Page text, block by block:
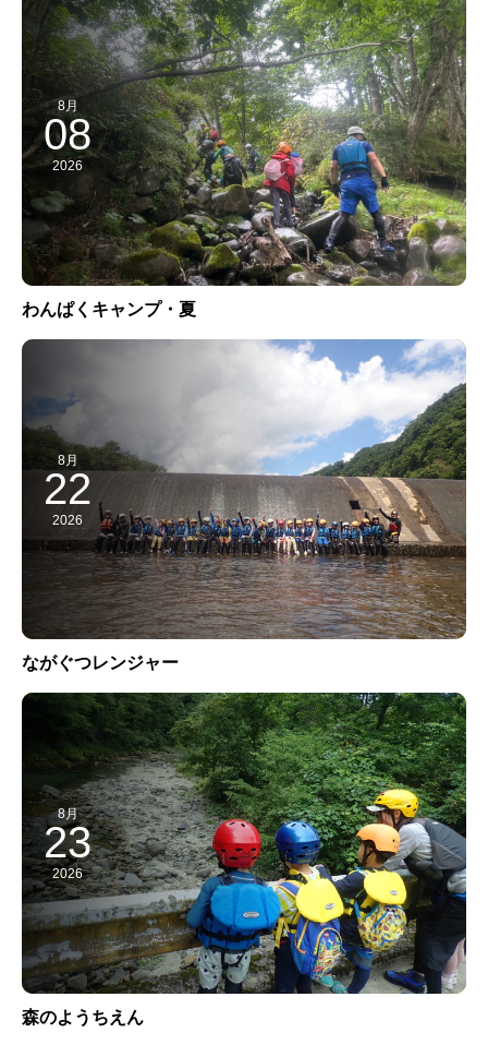
8月
08
2026
わんぱくキャンプ・夏
8月
22
2026
ながぐつレンジャー
8月
23
2026
森のようちえん